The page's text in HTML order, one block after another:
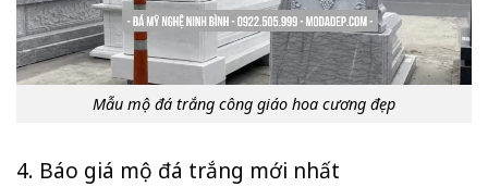
Mẫu mộ đá trắng công giáo hoa cương đẹp
4. Báo giá mộ đá trắng mới nhất